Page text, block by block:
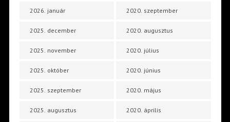
2026. január
2025. december
2025. november
2025. október
2025. szeptember
2025. augusztus
2020. szeptember
2020. augusztus
2020. július
2020. június
2020. május
2020. április